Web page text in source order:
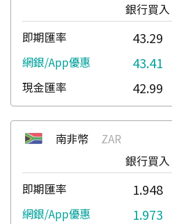
銀行買入
43.29
43.41
42.99
南非幣
ZAR
銀行買入
1.948
1.973